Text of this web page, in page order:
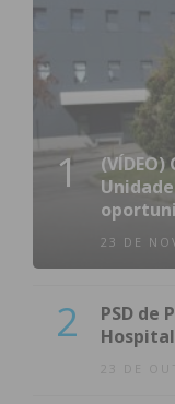
Assine
1
23 DE
2
PSD de
23 DE